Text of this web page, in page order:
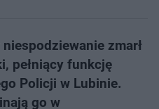
zmarł
pełniący funkcję
Policji w Lubinie.
go w